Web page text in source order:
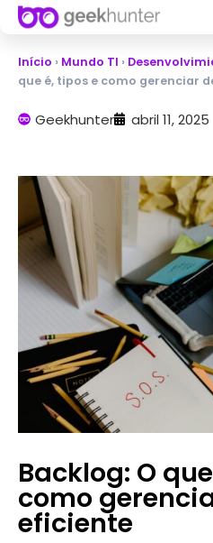
Início › Mundo TI ›
que é, tipos e como gerenciar
Geekhunter abril 11, 2025
Backlog: O
como
eficiente